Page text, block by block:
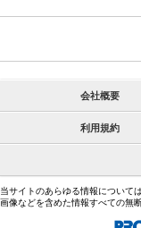
会社概要
利用規約
当サイトのあらゆる情報について
画像などを含めた情報すべての無